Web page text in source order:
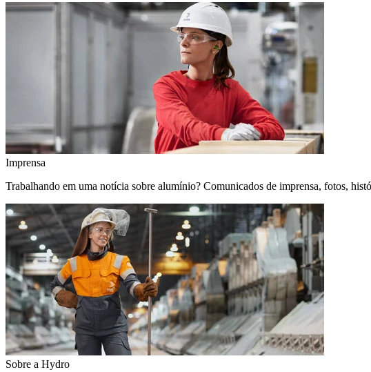
Imprensa
Trabalhando em uma notícia sobre alumínio? Comunicados de imprensa, fotos,
Sobre a Hydro